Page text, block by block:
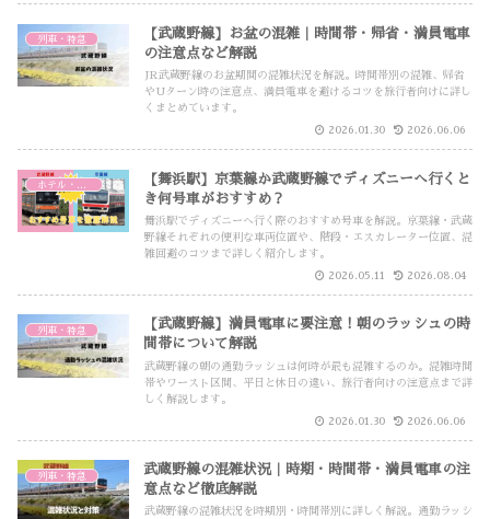
列車・特急
【武蔵野線】お盆の混雑｜時間帯・帰省・満員電車
の注意点など解説
JR武蔵野線のお盆期間の混雑状況を解説。時間帯別の混雑、帰省
やUターン時の注意点、満員電車を避けるコツを旅行者向けに詳し
くまとめています。
2026.01.30 2026.06.06
【舞浜駅】京葉線か武蔵野線でディズニーへ行くと
き何号車がおすすめ？
舞浜駅でディズニーへ行く際のおすすめ号車を解説。京葉線・武蔵
野線それぞれの便利な車両位置や、階段・エスカレーター位置、混
雑回避のコツまで詳しく紹介します。
2026.05.11 2026.08.04
列車・特急
【武蔵野線】満員電車に要注意！朝のラッシュの時
間帯について解説
武蔵野線の朝の通勤ラッシュは何時が最も混雑するのか。混雑時間
帯やワースト区間、平日と休日の違い、旅行者向けの注意点まで詳
しく解説します。
2026.01.30 2026.06.06
列車・特急
武蔵野線の混雑状況｜時期・時間帯・満員電車の注
意点など徹底解説
武蔵野線の混雑状況を時期別・時間帯別に詳しく解説。通勤ラッシ